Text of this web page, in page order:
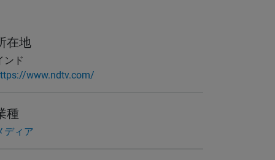
在地
ンド
www.ndtv.com/
種
ディア